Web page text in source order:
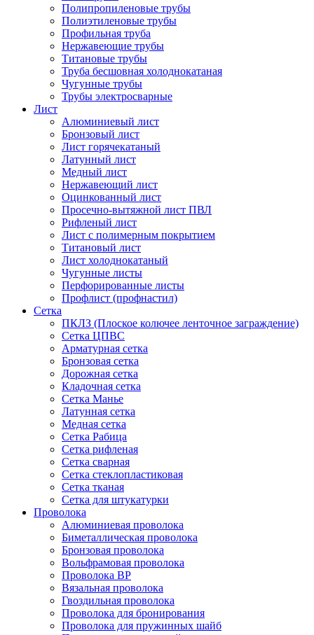
Полипропиленовые трубы
Полиэтиленовые трубы
Профильная труба
Нержавеющие трубы
Титановые трубы
Труба бесшовная холоднокатаная
Чугунные трубы
Трубы электросварные
Лист
Алюминиевый лист
Бронзовый лист
Лист горячекатаный
Латунный лист
Медный лист
Нержавеющий лист
Оцинкованный лист
Просечно-вытяжной лист ПВЛ
Рифленый лист
Лист с полимерным покрытием
Титановый лист
Лист холоднокатаный
Чугунные листы
Перфорированные листы
Профлист (профнастил)
Сетка
ПКЛЗ (Плоское колючее ленточное заграждение)
Сетка ЦПВС
Арматурная сетка
Бронзовая сетка
Дорожная сетка
Кладочная сетка
Сетка Манье
Латунная сетка
Медная сетка
Сетка Рабица
Сетка рифленая
Сетка сварная
Сетка стеклопластиковая
Сетка тканая
Сетка для штукатурки
Проволока
Алюминиевая проволока
Биметаллическая проволока
Бронзовая проволока
Вольфрамовая проволока
Проволока ВР
Вязальная проволока
Гвоздильная проволока
Проволока для бронирования
Проволока для пружинных шайб